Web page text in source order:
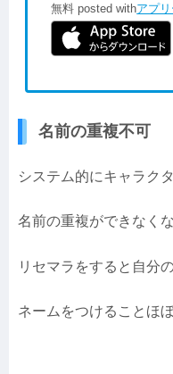
無料 posted withアプ
名前の重複不可
システム的にキャラク
名前の重複ができなく
リセマラをすると自分
ネームをつけることほ